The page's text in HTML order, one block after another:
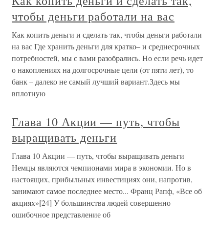
чтобы деньги работали на вас
Как копить деньги и сделать так, чтобы деньги работали
на вас Где хранить деньги для кратко– и среднесрочных
потребностей, мы с вами разобрались. Но если речь идет
о накоплениях на долгосрочные цели (от пяти лет), то
банк – далеко не самый лучший вариант.Здесь мы
вплотную
Глава 10 Акции — путь, чтобы
выращивать деньги
Глава 10 Акции — путь, чтобы выращивать деньги
Немцы являются чемпионами мира в экономии. Но в
настоящих, прибыльных инвестициях они, напротив,
занимают самое последнее место... Франц Рапф, «Все об
акциях»[24] У большинства людей совершенно
ошибочное представление об